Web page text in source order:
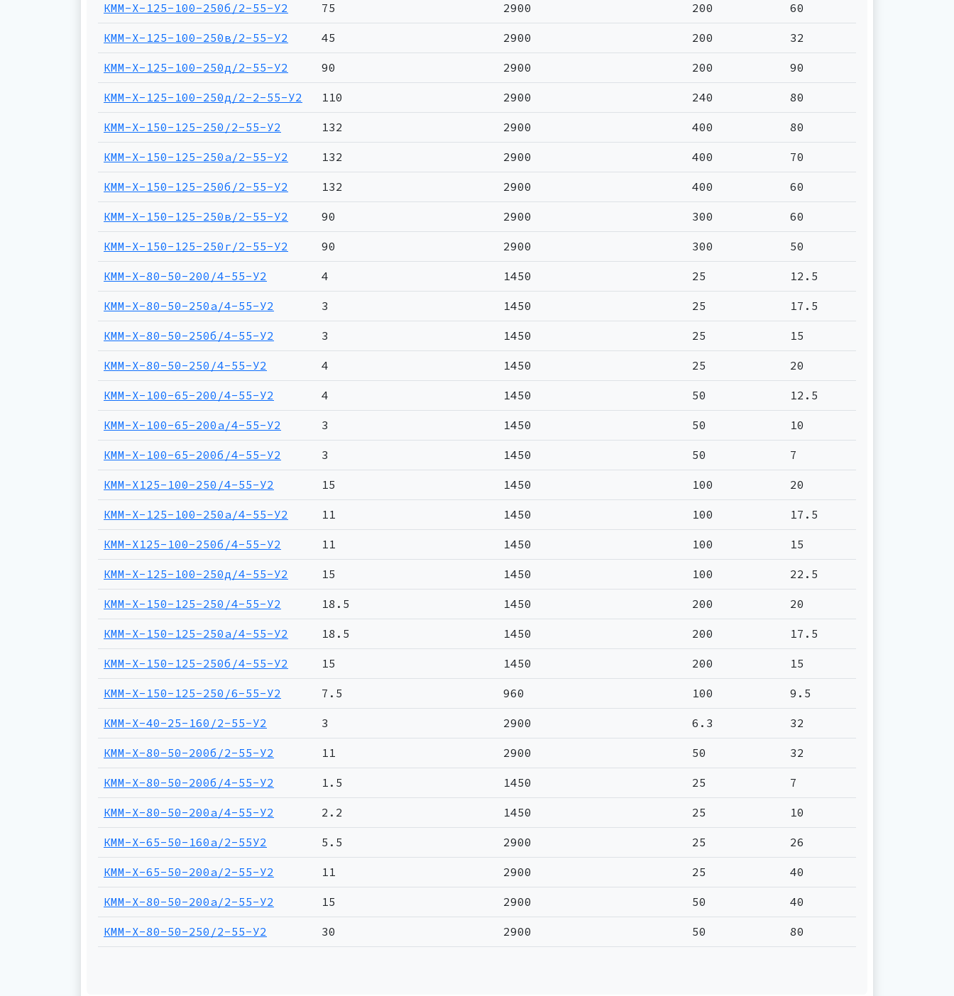
КММ-Х-125-100-250б/2-55-У2 75 2900 200 60
КММ-Х-125-100-250в/2-55-У2 45 2900 200 32
КММ-Х-125-100-250д/2-55-У2 90 2900 200 90
КММ-Х-125-100-250д/2-2-55-У2 110 2900 240 80
КММ-Х-150-125-250/2-55-У2 132 2900 400 80
КММ-Х-150-125-250а/2-55-У2 132 2900 400 70
КММ-Х-150-125-250б/2-55-У2 132 2900 400 60
КММ-Х-150-125-250в/2-55-У2 90 2900 300 60
КММ-Х-150-125-250г/2-55-У2 90 2900 300 50
КММ-Х-80-50-200/4-55-У2 4 1450 25 12.5
КММ-Х-80-50-250а/4-55-У2 3 1450 25 17.5
КММ-Х-80-50-250б/4-55-У2 3 1450 25 15
КММ-Х-80-50-250/4-55-У2 4 1450 25 20
КММ-Х-100-65-200/4-55-У2 4 1450 50 12.5
КММ-Х-100-65-200а/4-55-У2 3 1450 50 10
КММ-Х-100-65-200б/4-55-У2 3 1450 50 7
КММ-Х125-100-250/4-55-У2 15 1450 100 20
КММ-Х-125-100-250а/4-55-У2 11 1450 100 17.5
КММ-Х125-100-250б/4-55-У2 11 1450 100 15
КММ-Х-125-100-250д/4-55-У2 15 1450 100 22.5
КММ-Х-150-125-250/4-55-У2 18.5 1450 200 20
КММ-Х-150-125-250а/4-55-У2 18.5 1450 200 17.5
КММ-Х-150-125-250б/4-55-У2 15 1450 200 15
КММ-Х-150-125-250/6-55-У2 7.5 960 100 9.5
КММ-Х-40-25-160/2-55-У2 3 2900 6.3 32
КММ-Х-80-50-200б/2-55-У2 11 2900 50 32
КММ-Х-80-50-200б/4-55-У2 1.5 1450 25 7
КММ-Х-80-50-200а/4-55-У2 2.2 1450 25 10
КММ-Х-65-50-160а/2-55У2 5.5 2900 25 26
КММ-Х-65-50-200а/2-55-У2 11 2900 25 40
КММ-Х-80-50-200а/2-55-У2 15 2900 50 40
КММ-Х-80-50-250/2-55-У2 30 2900 50 80